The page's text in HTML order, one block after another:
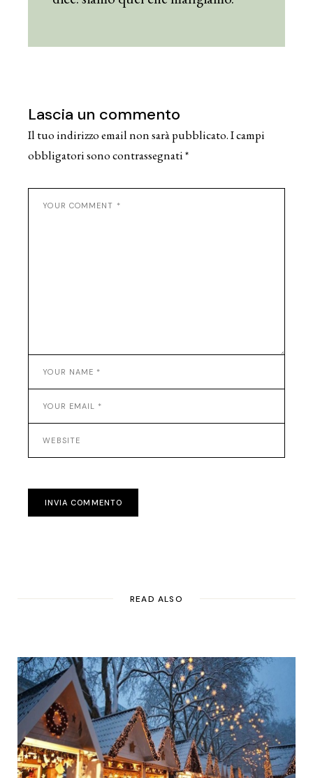
Lascia un commento
Il tuo indirizzo email non sarà pubblicato.I campi
obbligatori sono contrassegnati*
INVIA COMMENTO
READ ALSO